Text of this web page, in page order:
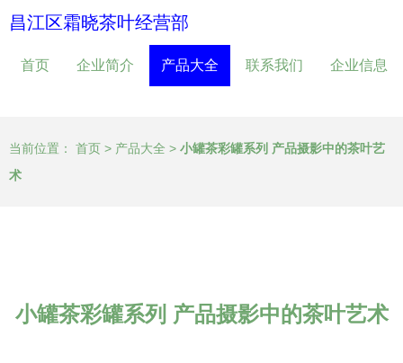
昌江区霜晓茶叶经营部
首页 企业简介 产品大全 联系我们 企业信息
当前位置： 首页 > 产品大全 > 小罐茶彩罐系列 产品摄影中的茶叶艺
术
小罐茶彩罐系列 产品摄影中的茶叶艺术